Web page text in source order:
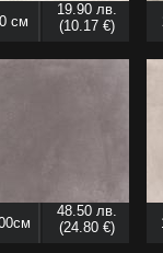
см
19.90 лв.
(10.17 €)
48.50 лв.
(24.80 €)